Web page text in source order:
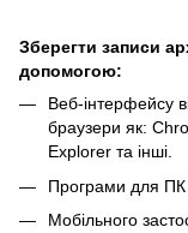
Зберегти записи
допомогою:
Веб-інтерфейсу
браузери як:
Explorer та інші.
Програми для ПК
Мобільного